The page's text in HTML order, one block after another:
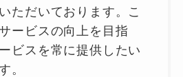
ただいております。こ
ービスの向上を目指
ビスを常に提供したい
。